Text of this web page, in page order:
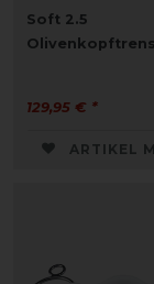
Soft 2.5
129,95 € *
ARTIKEL